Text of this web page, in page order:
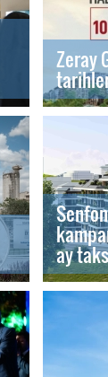
Zeray
ay